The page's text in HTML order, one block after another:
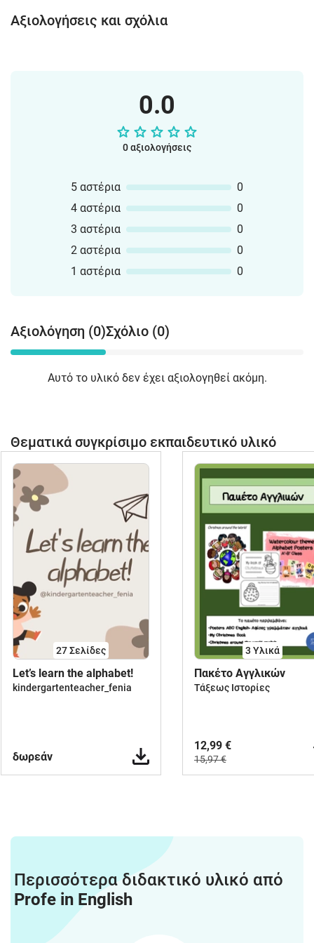
το ξυλάκι.Εάν ένας μαθητής τραβήξει
το ξυλάκι με το "Πρόσεχε!", πρέπει να
Αξιολογήσεις και σχόλια
0.0
0 αξιολογήσεις
5 αστέρια
0
4 αστέρια
0
3 αστέρια
0
2 αστέρια
0
1 αστέρια
0
Αξιολόγηση (0)Σχόλιο (0)
Αυτό το υλικό δεν έχει αξιολογηθεί ακόμη.
Θεματικά συγκρίσιμο εκπαιδευτικό υλικό
27Σελίδες
Let’s learn the alphabet!
kindergartenteacher_fenia
δωρεάν
3 Υλικά
Πακέτο Αγγλικών
Τάξεως Ιστορίες
12,99 €
15,97 €
Περισσότερα διδακτικό υλικό από
Profe in English